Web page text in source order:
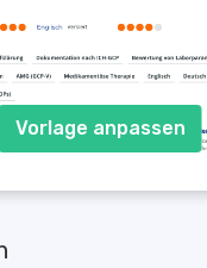
Vorlage anpassen